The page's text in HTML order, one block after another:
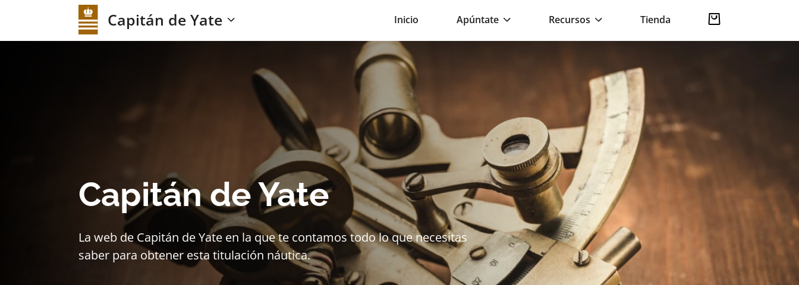
Capitán de Yate Inicio Apúntate Recursos Tienda
Capitán de Yate
La web de Capitán de Yate en la que te contamos todo lo que necesitas
saber para obtener esta titulación náutica.